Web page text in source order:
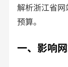
解析浙江省
预算。
一、影响